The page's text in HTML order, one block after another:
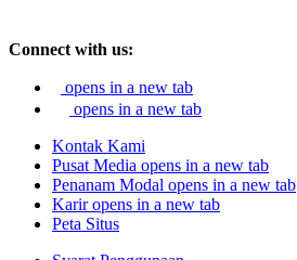
Connect with us:
opens in a new tab
opens in a new tab
Kontak Kami
Pusat Media opens in a new tab
Penanam Modal opens in a new tab
Karir opens in a new tab
Peta Situs